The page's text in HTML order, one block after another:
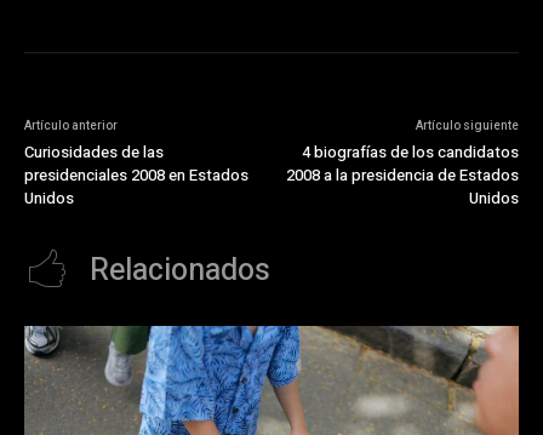
Artículo anterior
Curiosidades de las
presidenciales 2008 en Estados
Unidos
Artículo siguiente
4 biografías de los candidatos
2008 a la presidencia de Estados
Unidos
Relacionados